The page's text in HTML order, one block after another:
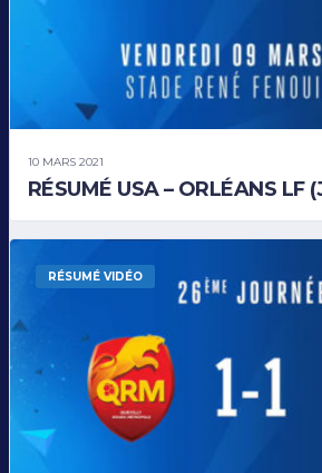
10 MARS 2021
RÉSUMÉ USA – ORLÉANS LF
RÉSUMÉ VIDÉO